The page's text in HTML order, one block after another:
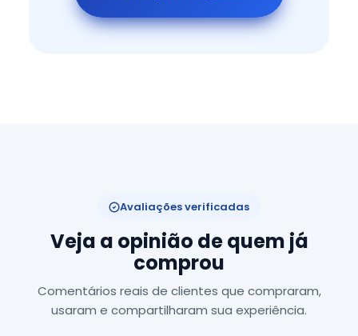
Avaliações verificadas
Veja a opinião de quem já
comprou
Comentários reais de clientes que compraram,
usaram e compartilharam sua experiência.